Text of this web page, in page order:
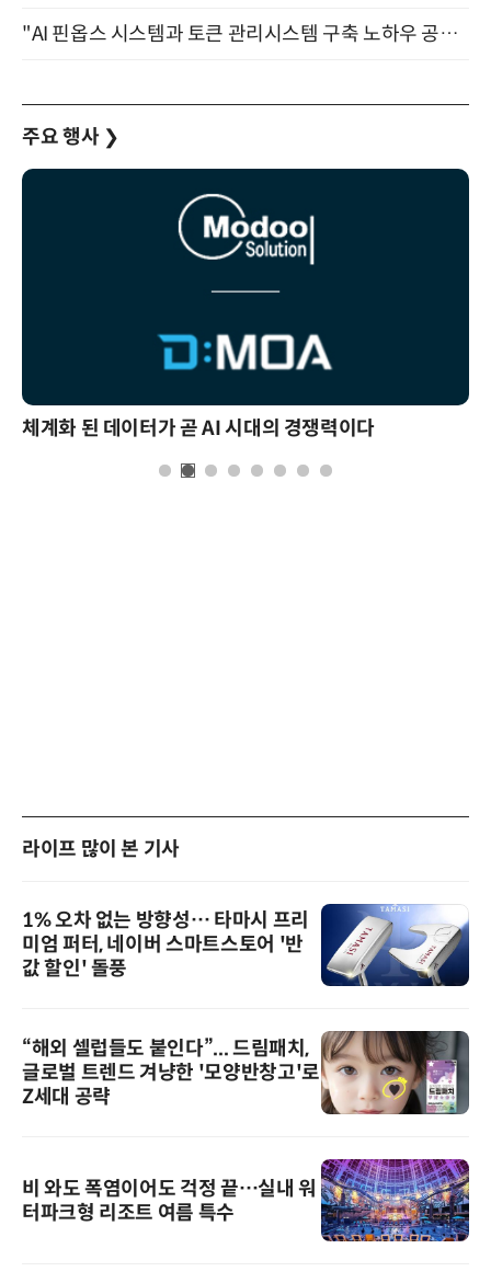
"AI 핀옵스 시스템과 토큰 관리시스템 구축 노하우 공개" 잠실 한국광고문화회관 2층 대회의실 (8/21)
주요 행사 ❯
체계화 된 데이터가 곧 AI 시대의 경쟁력이다
라이프 많이 본 기사
1% 오차 없는 방향성… 타마시 프리
미엄 퍼터, 네이버 스마트스토어 '반
값 할인' 돌풍
“해외 셀럽들도 붙인다”... 드림패치,
글로벌 트렌드 겨냥한 '모양반창고'로
Z세대 공략
비 와도 폭염이어도 걱정 끝…실내 워
터파크형 리조트 여름 특수